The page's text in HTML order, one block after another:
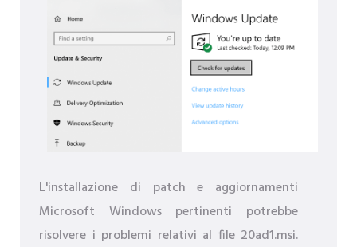
L'installazione di patch e aggiornamenti
Microsoft Windows pertinenti potrebbe
risolvere i problemi relativi al file 20ad1.msi.